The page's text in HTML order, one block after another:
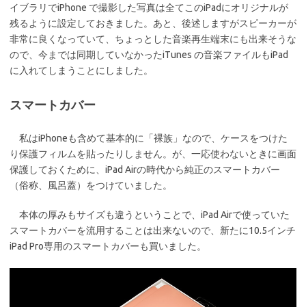
イブラリでiPhone で撮影した写真は全てこのiPadにオリジナルが
残るように設定しておきました。あと、後述しますがスピーカーが
非常に良くなっていて、ちょっとした音楽再生端末にも出来そうな
ので、今までは同期していなかったiTunes の音楽ファイルもiPad
に入れてしまうことにしました。
スマートカバー
私はiPhoneも含めて基本的に「裸族」なので、ケースをつけた
り保護フィルムを貼ったりしません。が、一応使わないときに画面
保護しておくために、iPad Airの時代から純正のスマートカバー
（俗称、風呂蓋）をつけていました。
本体の厚みもサイズも違うということで、iPad Airで使っていた
スマートカバーを流用することは出来ないので、新たに10.5インチ
iPad Pro専用のスマートカバーも買いました。